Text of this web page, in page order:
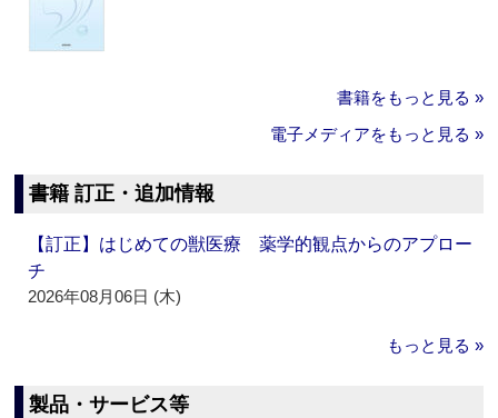
書籍をもっと見る »
電子メディアをもっと見る »
書籍 訂正・追加情報
【訂正】はじめての獣医療 薬学的観点からのアプロー
チ
2026年08月06日 (木)
もっと見る »
製品・サービス等